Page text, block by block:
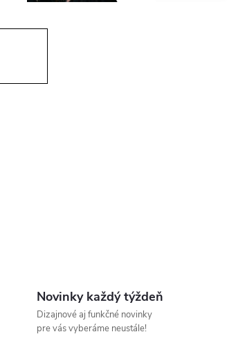
Novinky každý týždeň
Dizajnové aj funkčné novinky
pre vás vyberáme neustále!